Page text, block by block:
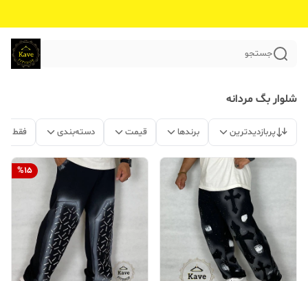
جستجو
شلوار بگ مردانه
پربازدیدترین برندها قیمت دسته‌بندی فقط
%15